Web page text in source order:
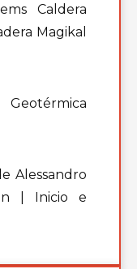
Caldera
Magikal
Alessandro
| Inicio e